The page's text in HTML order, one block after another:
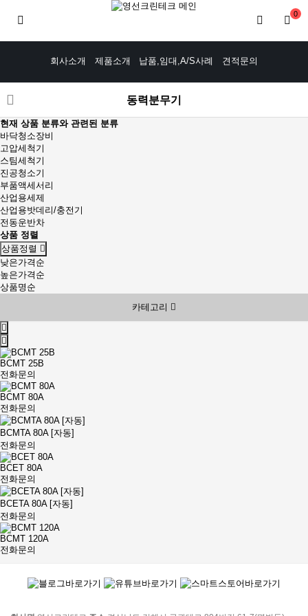
0
회사소개 제품소개 납품,임대,A/S사례 견적문의
동력분무기
현재 상품 분류와 관련된 분류
바닥청소장비
고압세척기
스팀세척기
진공청소기
부품액세서리
산업용세제
산업용밧데리/충전기
전동운반차
상품 정렬
상품정렬
낮은가격순
높은가격순
상품명순
카테고리
BCMT 25B
전화문의
BCMT 80A
전화문의
BCMTA 80A [자동]
전화문의
BCET 80A
전화문의
BCETA 80A [자동]
전화문의
BCMT 120A
전화문의